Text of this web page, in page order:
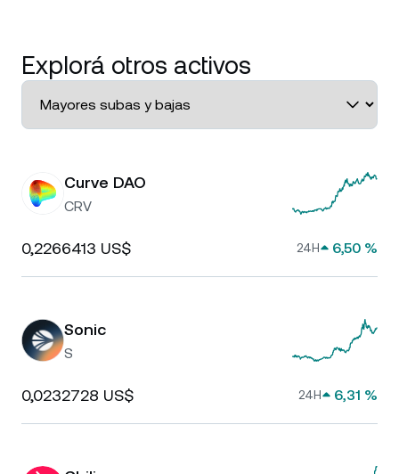
Explorá otros activos
Curve DAO
CRV
0,2266413 US$ 24H 6,50 %
Sonic
S
0,0232728 US$ 24H 6,31 %